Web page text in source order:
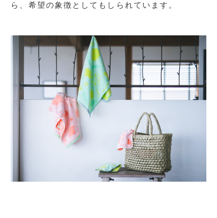
ら、希望の象徴としてもしられています。